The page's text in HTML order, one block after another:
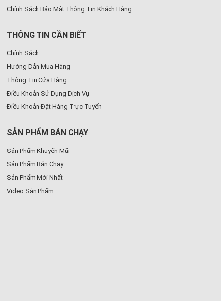
Chính Sách Bảo Mật Thông Tin Khách Hàng
THÔNG TIN CẦN BIẾT
Chính Sách
Hướng Dẫn Mua Hàng
Thông Tin Cửa Hàng
Điều Khoản Sử Dụng Dịch Vụ
Điều Khoản Đặt Hàng Trực Tuyến
SẢN PHẨM BÁN CHẠY
Sản Phẩm Khuyến Mãi
Sản Phẩm Bán Chạy
Sản Phẩm Mới Nhất
Video Sản Phẩm